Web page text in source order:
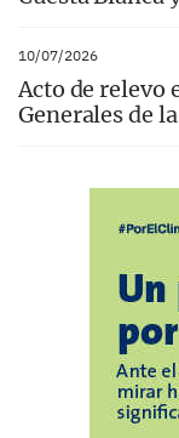
10/07/2026
Acto de relevo
Generales de